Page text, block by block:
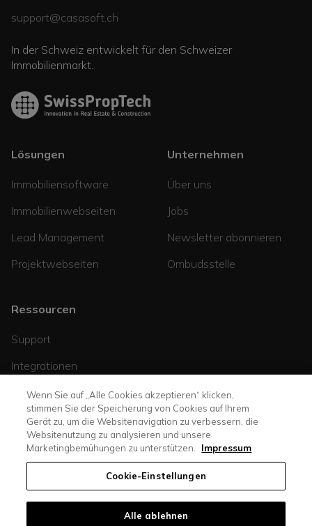
support@casasoft.ch
In der Schweiz entwickelt für den Schweizer
Immobilienmarkt.
Lösungen
Immobiliensoftware
Immobilienwebseiten
Lead Management
Projektwebseiten
Unternehmen
Über uns
Jobs
Newsletter abonnieren
Ombudsstelle
Ressourcen
Support
Integrationen
Helpcenter
Blog
Wenn Sie auf „Alle Cookies akzeptieren“ klicken,
stimmen Sie der Speicherung von Cookies auf Ihrem
Gerät zu, um die Websitenavigation zu verbessern, die
Websitenutzung zu analysieren und unsere
Marketingbemühungen zu unterstützen.
Impressum
Cookie-Einstellungen
Alle ablehnen